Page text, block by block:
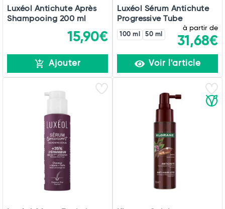
Luxéol Antichute Après
Shampooing 200 ml
15,90€
Ajouter
Luxéol Sérum Antichute
Progressive Tube
100 ml 50 ml
à partir de
31,68€
Voir l'article